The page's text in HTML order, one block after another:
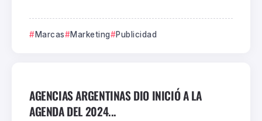
Marcas Marketing Publicidad
AGENCIAS ARGENTINAS DIO INICIÓ A LA
AGENDA DEL 2024...